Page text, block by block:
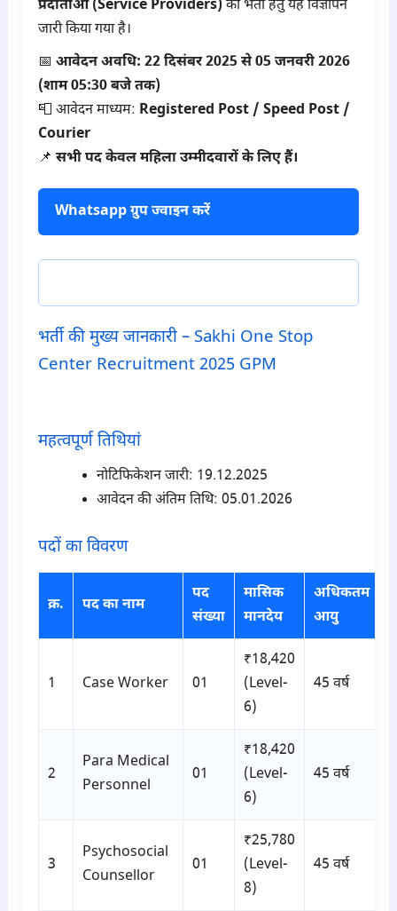
प्रदाताओं (Service Providers) की भर्ती हेतु यह विज्ञापन
जारी किया गया है।
📅 आवेदन अवधि: 22 दिसंबर 2025 से 05 जनवरी 2026
(शाम 05:30 बजे तक)
📮 आवेदन माध्यम: Registered Post / Speed Post /
Courier
📌 सभी पद केवल महिला उम्मीदवारों के लिए हैं।
Whatsapp ग्रुप ज्वाइन करें
भर्ती की मुख्य जानकारी – Sakhi One Stop
Center Recruitment 2025 GPM
महत्वपूर्ण तिथियां
नोटिफिकेशन जारी: 19.12.2025
आवेदन की अंतिम तिथि: 05.01.2026
पदों का विवरण
क्र. पद का नाम
पद
संख्या
मासिक
मानदेय
अधिकतम
आयु
1 Case Worker 01
₹18,420
(Level-
6)
45 वर्ष
2
Para Medical
Personnel
01
₹18,420
(Level-
6)
45 वर्ष
3
Psychosocial
Counsellor
01
₹25,780
(Level-
8)
45 वर्ष